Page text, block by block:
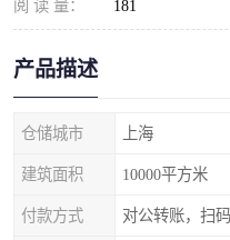
阅 读 量： 181
产品描述
仓储城市 上海
建筑面积 10000平方米
付款方式 对公转账，扫